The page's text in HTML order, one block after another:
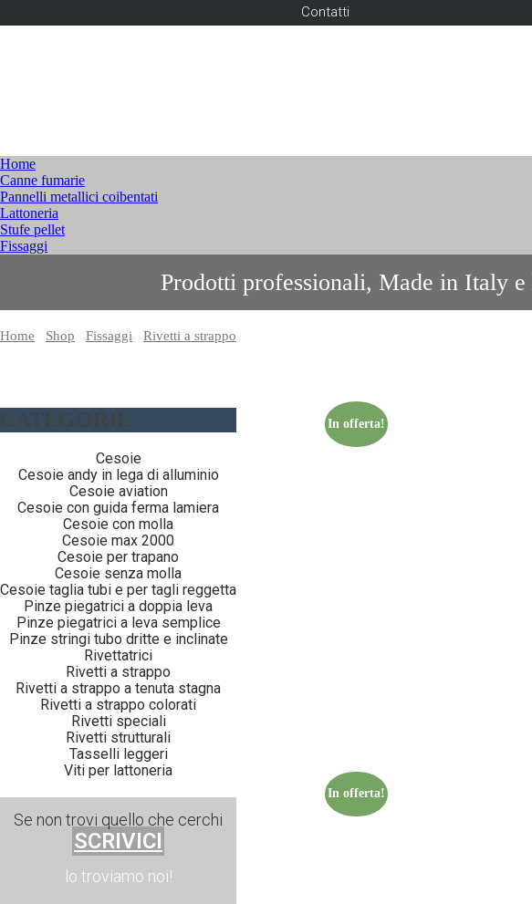
Contatti
Home
Canne fumarie
Pannelli metallici coibentati
Lattoneria
Stufe pellet
Fissaggi
Prodotti professionali, Made in Italy
Home Shop Fissaggi Rivetti a strappo
CATEGORIE
Cesoie
Cesoie andy in lega di alluminio
Cesoie aviation
Cesoie con guida ferma lamiera
Cesoie con molla
Cesoie max 2000
Cesoie per trapano
Cesoie senza molla
Cesoie taglia tubi e per tagli reggetta
Pinze piegatrici a doppia leva
Pinze piegatrici a leva semplice
Pinze stringi tubo dritte e inclinate
Rivettatrici
Rivetti a strappo
Rivetti a strappo a tenuta stagna
Rivetti a strappo colorati
Rivetti speciali
Rivetti strutturali
Tasselli leggeri
Viti per lattoneria
Se non trovi quello che cerchi
SCRIVICI
lo troviamo noi!
In offerta!
In offerta!